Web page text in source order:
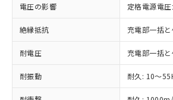
電圧の影響 定格電源電
絶縁抵抗 充電部一括
耐電圧 充電部一括
耐振動 耐久: 10～
当社制御機器事業取扱商
本サービスの対象外とな
ことをご了承ください。
在庫状況および標準価格
記載している更新日時点
タに基づき作成されるも
覧された時点での実際の
害物質有無と関係のない商品で
いたものが、含有品と判明した
むを得ず変更することがありま
*EU RoHS指令（10物質）：
鉛(Pb) 1000ppm以下、 水銀(Hg)
ミウム(Cd) 100ppm以下、
基準値以下であることを示しま
「×」：最大均質材料含有率が
基準値を超えていることを示し
為替および外国貿易法に
（以下｢規制貨物等」と
または国外への提供する
国政府の輸出許可(または